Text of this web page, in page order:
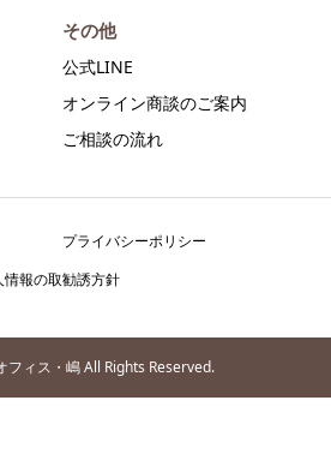
その他
公式LINE
オンライン商談のご案内
ご相談の流れ
プライバシーポリシー
報の取勧誘方針
ィス・嶋 All Rights Reserved.